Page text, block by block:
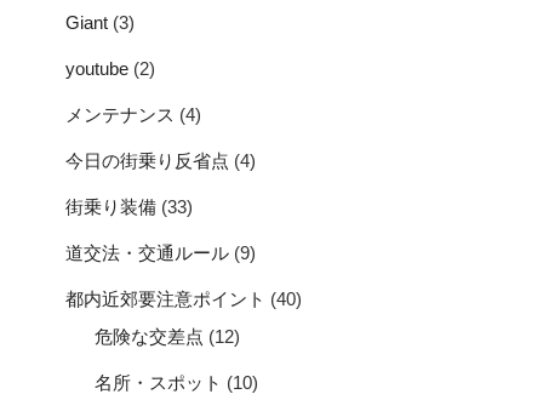
Giant (3)
youtube (2)
メンテナンス (4)
今日の街乗り反省点 (4)
街乗り装備 (33)
道交法・交通ルール (9)
都内近郊要注意ポイント (40)
危険な交差点 (12)
名所・スポット (10)